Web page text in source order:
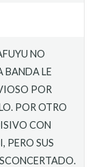
NO
BANDA LE
POR
POR OTRO
CON
PERO SUS